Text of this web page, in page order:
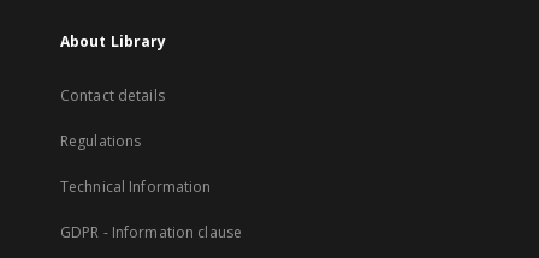
About Library
Contact details
Regulations
Technical Information
GDPR - Information clause